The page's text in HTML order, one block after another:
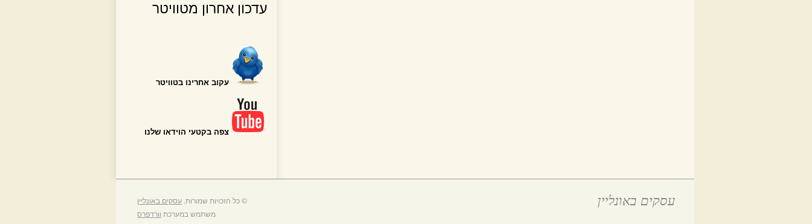
עדכון אחרון מטוויטר
עקוב אחרינו בטוויטר
צפה בקטעי הוידאו שלנו
עסקים באונליין © כל הזכויות שמורות. עסקים באונליין
משתמש במערכת וורדפרס